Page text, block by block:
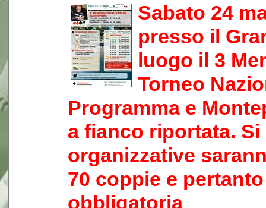
Sabato 24
presso il
luogo il 3
Torneo
Programma e
a fianco riportata.
organizzative
70 coppie e
obbligatoria